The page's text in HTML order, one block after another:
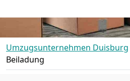
Umzugsunternehmen Duisburg
Beiladung